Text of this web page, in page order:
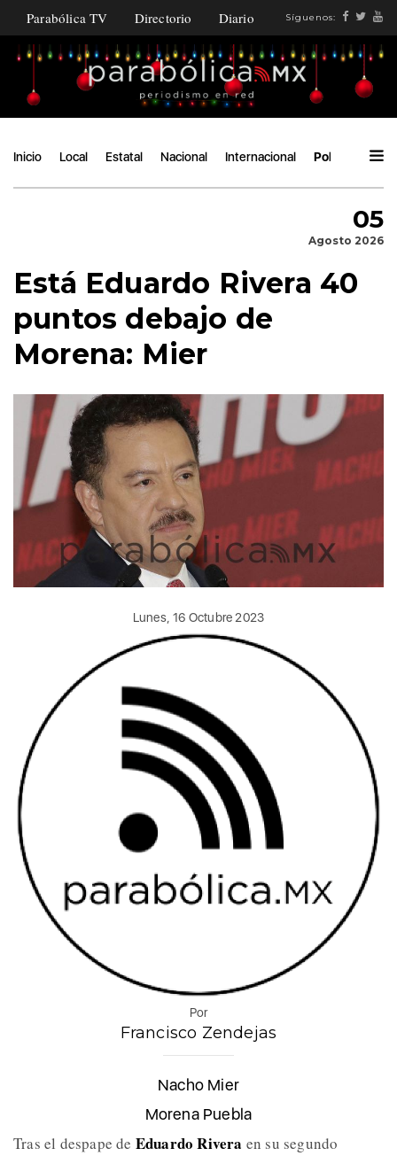
Parabólica TV Directorio Diario Síguenos:
Inicio Local Estatal Nacional Internacional Política
05
Agosto 2026
Está Eduardo Rivera 40
puntos debajo de
Morena: Mier
Lunes, 16 Octubre 2023
Por
Francisco Zendejas
Nacho Mier
Morena Puebla
Tras el despape de Eduardo Rivera en su segundo